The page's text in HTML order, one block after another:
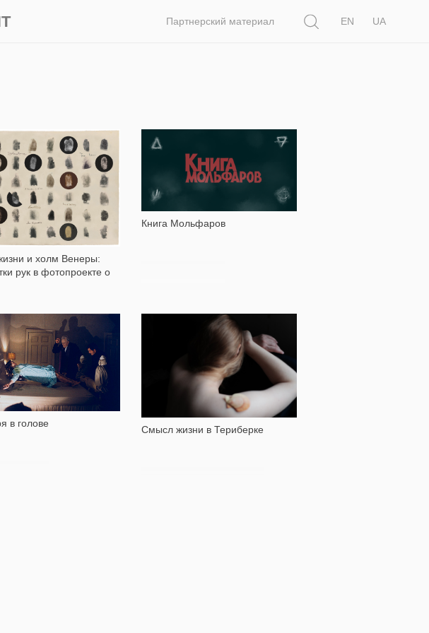
Партнерский материал
EN
UA
и холм Венеры:
рук в фотопроекте о
198
Книга Мольфаров
в голове
146
Смысл жизни в Териберке